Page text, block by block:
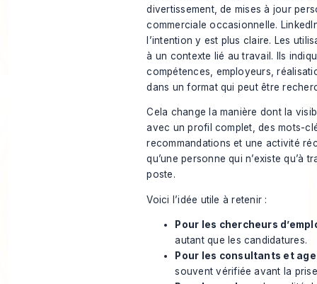
divertissement, de mises à jour
commerciale occasionnelle.
l’intention y est plus claire. Les
à un contexte lié au travail. Ils
compétences, employeurs,
dans un format qui peut être
Cela change la manière dont la
avec un profil complet, des mots-
recommandations et une activité
qu’une personne qui n’existe qu’à
poste.
Voici l’idée utile à retenir :
Pour les chercheurs
autant que les candidatures.
Pour les consultants et
souvent vérifiée avant la